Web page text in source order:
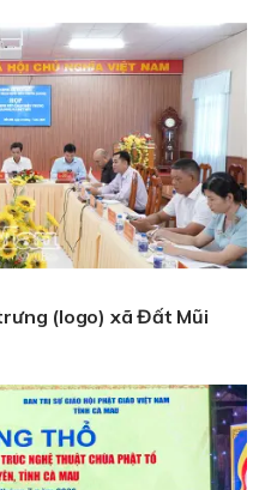
(logo) xã Đất Mũi